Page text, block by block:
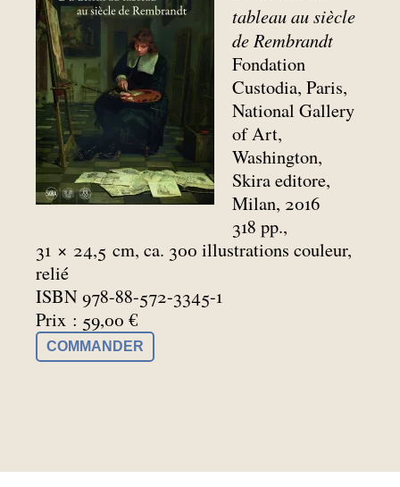
tableau au siècle
de Rembrandt
Fondation
Custodia, Paris,
National Gallery
of Art,
Washington,
Skira editore,
Milan, 2016
318 pp.,
31 × 24,5 cm, ca. 300 illustrations couleur,
relié
ISBN 978-88-572-3345-1
Prix : 59,00 €
COMMANDER